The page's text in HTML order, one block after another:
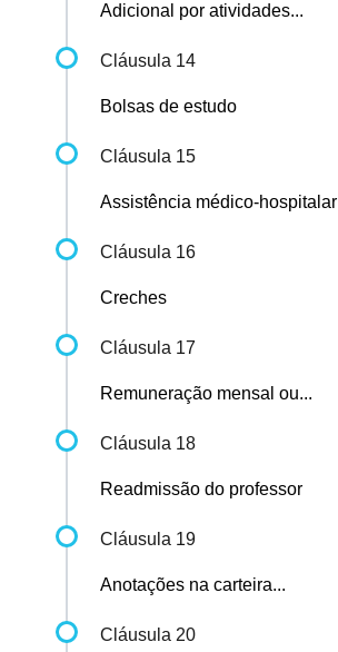
Adicional por atividades...
Cláusula 14
Bolsas de estudo
Cláusula 15
Assistência médico-hospitalar
Cláusula 16
Creches
Cláusula 17
Remuneração mensal ou...
Cláusula 18
Readmissão do professor
Cláusula 19
Anotações na carteira...
Cláusula 20